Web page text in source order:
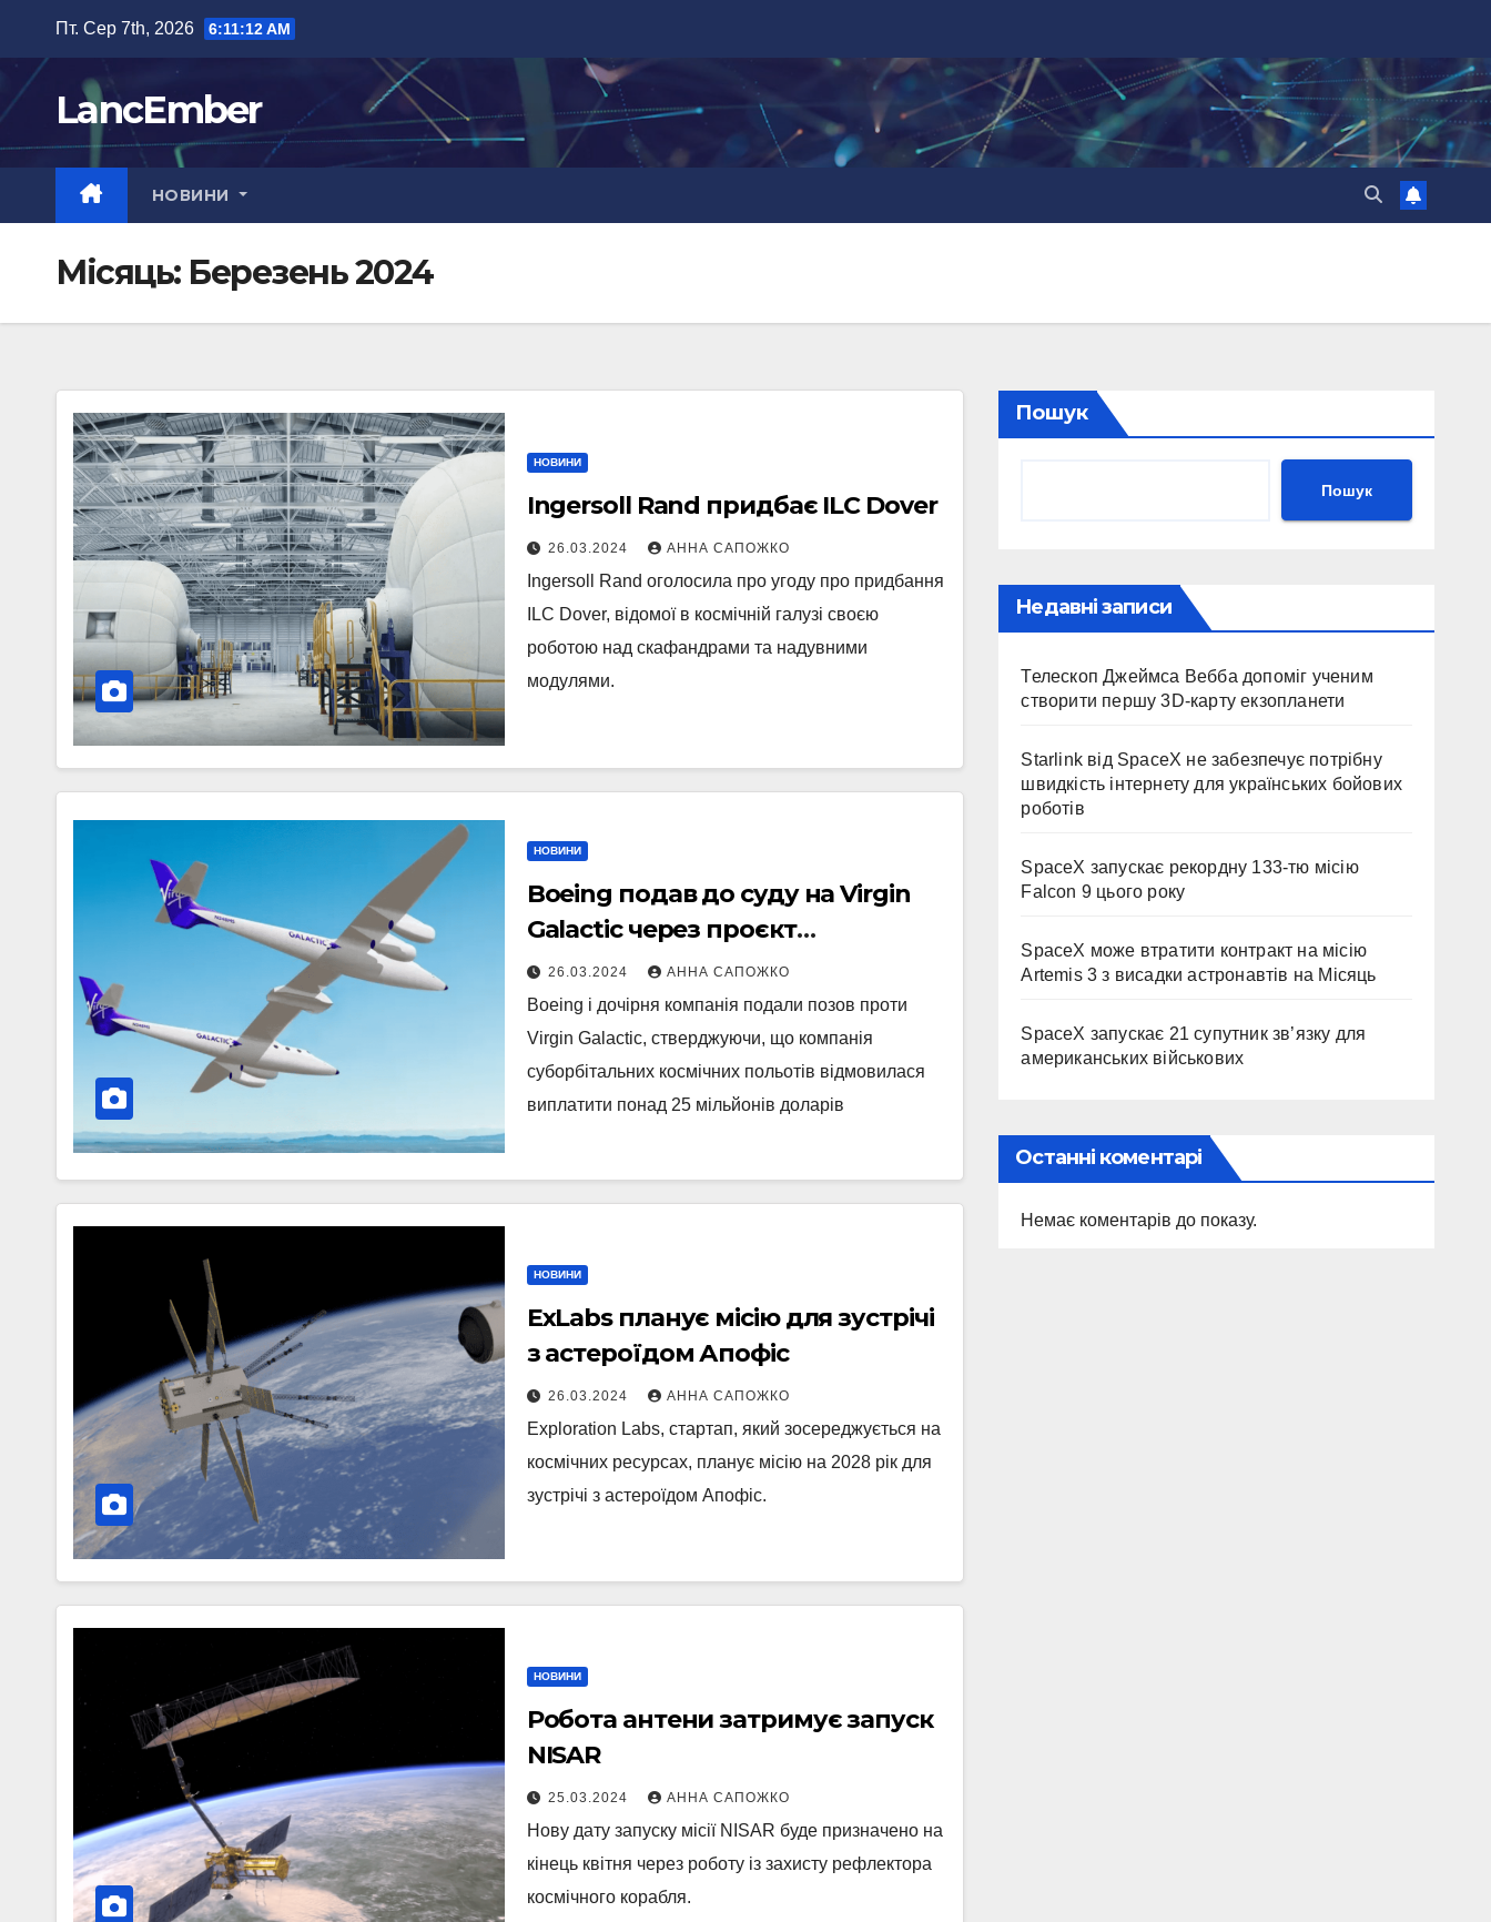
вмісту
Пт. Сер 7th, 2026 6:11:13 AM
LancEmber
НОВИНИ
Місяць: Березень 2024
НОВИНИ
Ingersoll Rand придбає ILC Dover
26.03.2024 АННА САПОЖКО
Ingersoll Rand оголосила про угоду про придбання
ILC Dover, відомої в космічній галузі своєю
роботою над скафандрами та надувними
модулями.
НОВИНИ
Boeing подав до суду на Virgin
Galactic через проєкт
материнського корабля
26.03.2024 АННА САПОЖКО
Boeing і дочірня компанія подали позов проти
Virgin Galactic, стверджуючи, що компанія
суборбітальних космічних польотів відмовилася
виплатити понад 25 мільйонів доларів
НОВИНИ
ExLabs планує місію для зустрічі
з астероїдом Апофіс
26.03.2024 АННА САПОЖКО
Exploration Labs, стартап, який зосереджується на
космічних ресурсах, планує місію на 2028 рік для
зустрічі з астероїдом Апофіс.
НОВИНИ
Робота антени затримує запуск
NISAR
25.03.2024 АННА САПОЖКО
Нову дату запуску місії NISAR буде призначено на
кінець квітня через роботу із захисту рефлектора
космічного корабля.
Пошук
Пошук
Недавні записи
Телескоп Джеймса Вебба допоміг ученим
створити першу 3D-карту екзопланети
Starlink від SpaceX не забезпечує потрібну
швидкість інтернету для українських бойових
роботів
SpaceX запускає рекордну 133-тю місію
Falcon 9 цього року
SpaceX може втратити контракт на місію
Artemis 3 з висадки астронавтів на Місяць
SpaceX запускає 21 супутник зв’язку для
американських військових
Останні коментарі
Немає коментарів до показу.